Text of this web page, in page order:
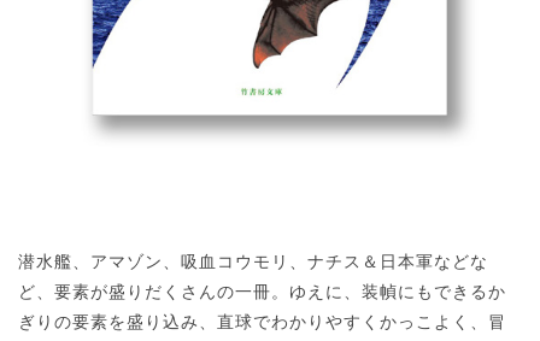
潜水艦、アマゾン、吸血コウモリ、ナチス＆日本軍などな
ど、要素が盛りだくさんの一冊。ゆえに、装幀にもできるか
ぎりの要素を盛り込み、直球でわかりやすくかっこよく、冒